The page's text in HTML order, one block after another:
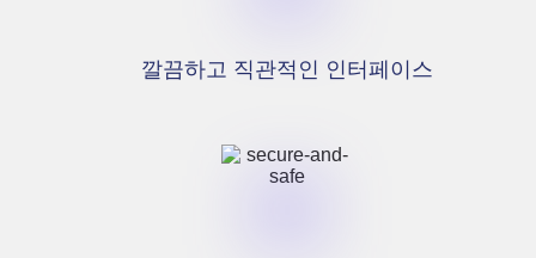
깔끔하고 직관적인 인터페이스